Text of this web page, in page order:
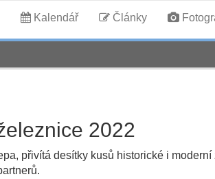
Kalendář Články
2022
přivítá desítky kusů historické i